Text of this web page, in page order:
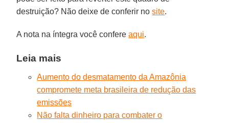
destruição? Não deixe de conferir nosite.
A nota na íntegra você confereaqui.
Leia mais
Aumento do desmatamento da Amazônia
compromete meta brasileira de redução das
emissões
Não falta dinheiro para combater o